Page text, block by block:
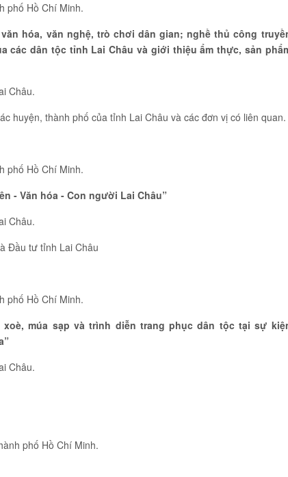
phố Hồ Chí Minh.
hóa, văn nghệ, trò chơi dân gian; nghề thủ công
các dân tộc tỉnh Lai Châu và giới thiệu ẩm thực, sản
Châu.
huyện, thành phố của tỉnh Lai Châu và các đơn vị có liên quan.
phố Hồ Chí Minh.
- Văn hóa - Con người Lai Châu”
Châu.
Đầu tư tỉnh Lai Châu
phố Hồ Chí Minh.
múa sạp và trình diễn trang phục dân tộc tại sự
Châu.
phố Hồ Chí Minh.